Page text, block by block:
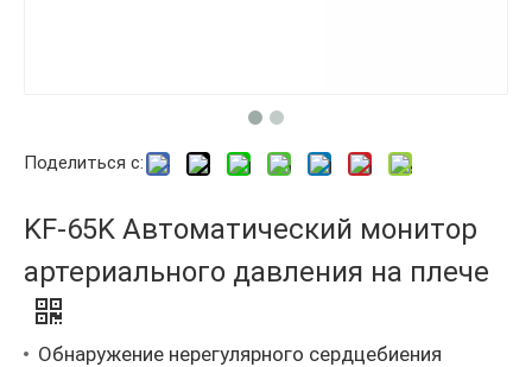
Поделиться с:
KF-65K Автоматический монитор
артериального давления на плече
Обнаружение нерегулярного сердцебиения